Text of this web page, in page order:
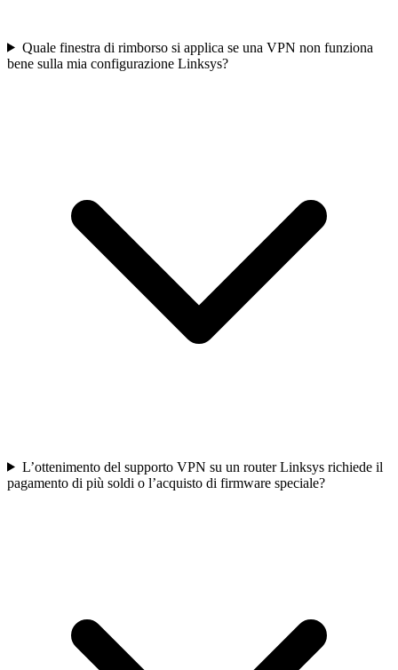
Quale finestra di rimborso si applica se una VPN non funziona
bene sulla mia configurazione Linksys?
L’ottenimento del supporto VPN su un router Linksys richiede il
pagamento di più soldi o l’acquisto di firmware speciale?